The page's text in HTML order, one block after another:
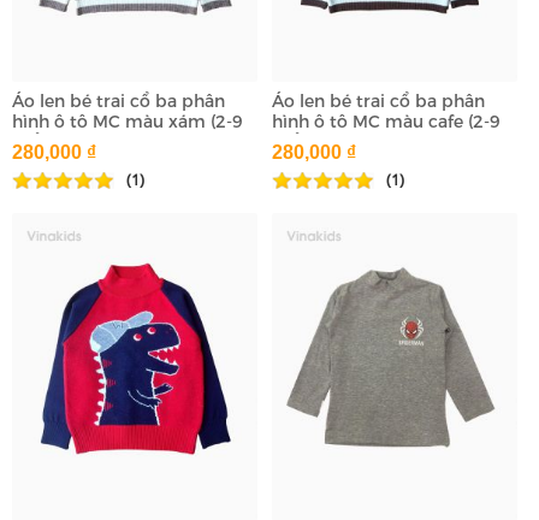
Áo len bé trai cổ ba phân
hình ô tô MC màu xám (2-9
tuổi)
280,000 ₫
(1)
Áo len bé trai cổ ba phân
hình ô tô MC màu cafe (2-9
tuổi)
280,000 ₫
(1)